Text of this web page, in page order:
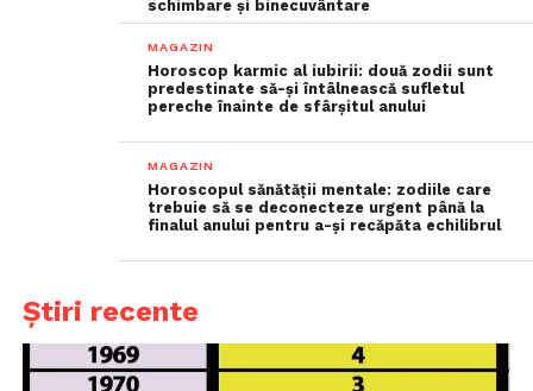
schimbare și binecuvântare
MAGAZIN
Horoscop karmic al iubirii: două zodii sunt
predestinate să-și întâlnească sufletul
pereche înainte de sfârșitul anului
MAGAZIN
Horoscopul sănătății mentale: zodiile care
trebuie să se deconecteze urgent până la
finalul anului pentru a-și recăpăta echilibrul
Știri recente